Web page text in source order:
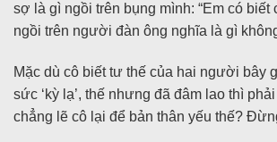
sợ là gì ngồi trên bụng mình: “Em có biết
ngồi trên người đàn ông nghĩa là gì
Mặc dù cô biết tư thế của hai người bây
sức ‘kỳ lạ’, thế nhưng đã đâm lao thì
chẳng lẽ cô lại để bản thân yếu thế?